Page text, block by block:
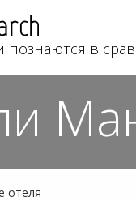
познаются в
отеля